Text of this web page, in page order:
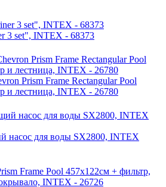
3 set", INTEX - 68373
Prism Frame Rectangular Pool
и лестница, INTEX - 26780
насос для воды SX2800, INTEX